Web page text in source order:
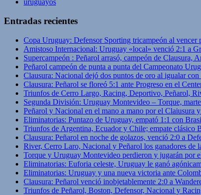
uruguayos
Entradas recientes
Copa Uruguay: Defensor Sporting tricampeón al vencer
Amistoso Internacional: Uruguay «local» venció 2:1 a
Supercampeón : Peñarol arrasó, campeón de Clausura,
Peñarol campeón de punta a punta del Campeonato
Clausura: Nacional dejó dos puntos de oro al igualar
Clausura: Peñarol se floreó 5:1 ante Progreso en el
Triunfos de Cerro Largo, Racing, Deportivo, Peñarol,
Segunda División: Uruguay Montevideo – Torque,
Peñarol y Nacional en el mano a mano por el Claiusura
Eliminatorias: Puntazo de Uruguay, empató 1:1 con
Triunfos de Argentina, Ecuador y Chile; empate clásico
Clausura: Peñarol en noche de golazos, venció 2:0 a
River, Cerro Laro, Nacional y Peñarol los ganadores de
Torque y Uruguay Montevideo perdieron y jugarán por
Eliminatorias: Euforia celeste, Uruguay le ganó
Eliminatorias: Uruguay y una nueva victoria ante
Clausura: Peñarol venció inobjetablemente 2:0 a
Triunfos de Peñarol, Boston, Defensor, Nacional y